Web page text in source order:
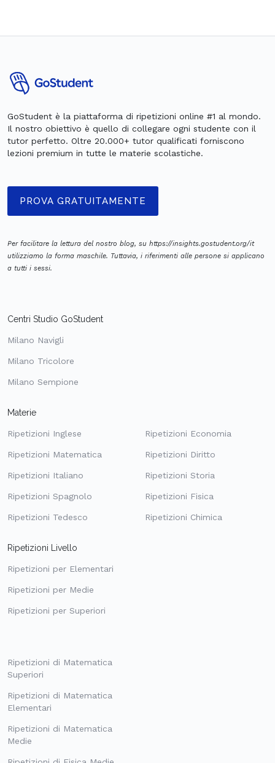
GoStudent è la piattaforma di ripetizioni online #1 al mondo.
Il nostro obiettivo è quello di collegare ogni studente con il
tutor perfetto. Oltre 20.000+ tutor qualificati forniscono
lezioni premium in tutte le materie scolastiche.
PROVA GRATUITAMENTE
Per facilitare la lettura del nostro blog, su https://insights.gostudent.org/it
utilizziamo la forma maschile. Tuttavia, i riferimenti alle persone si applicano
a tutti i sessi.
Centri Studio GoStudent
Milano Navigli
Milano Tricolore
Milano Sempione
Materie
Ripetizioni Inglese
Ripetizioni Matematica
Ripetizioni Italiano
Ripetizioni Spagnolo
Ripetizioni Tedesco
Ripetizioni Economia
Ripetizioni Diritto
Ripetizioni Storia
Ripetizioni Fisica
Ripetizioni Chimica
Ripetizioni Livello
Ripetizioni per Elementari
Ripetizioni per Medie
Ripetizioni per Superiori
Ripetizioni di Matematica
Superiori
Ripetizioni di Matematica
Elementari
Ripetizioni di Matematica
Medie